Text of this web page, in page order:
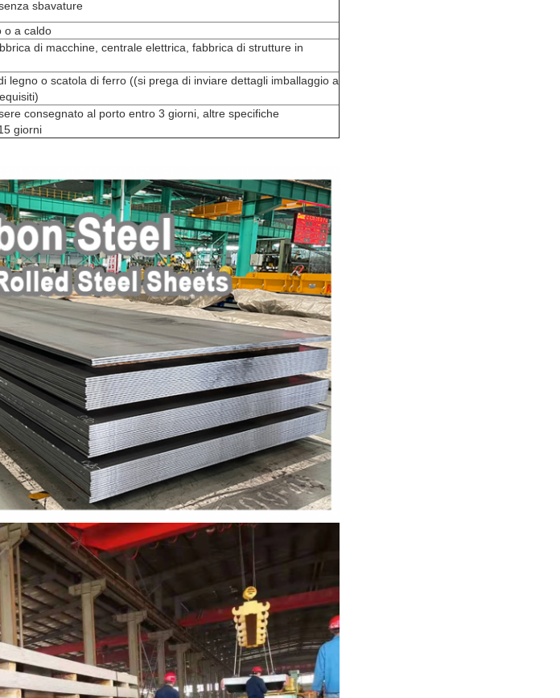
sbavature
o a caldo
di macchine, centrale elettrica, fabbrica di strutture in
legno o scatola di ferro ((si prega di inviare dettagli imballaggio a
consegnato al porto entro 3 giorni, altre specifiche
giorni